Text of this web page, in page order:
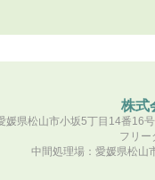
株式
媛県松山市小坂5丁目14番
フリ
中間処理場：愛媛県松